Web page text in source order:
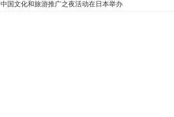
中国文化和旅游推广之夜活动在日本举办